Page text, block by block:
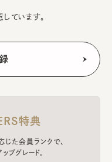
ています。
特典
た会員ランクで、
プグレード。